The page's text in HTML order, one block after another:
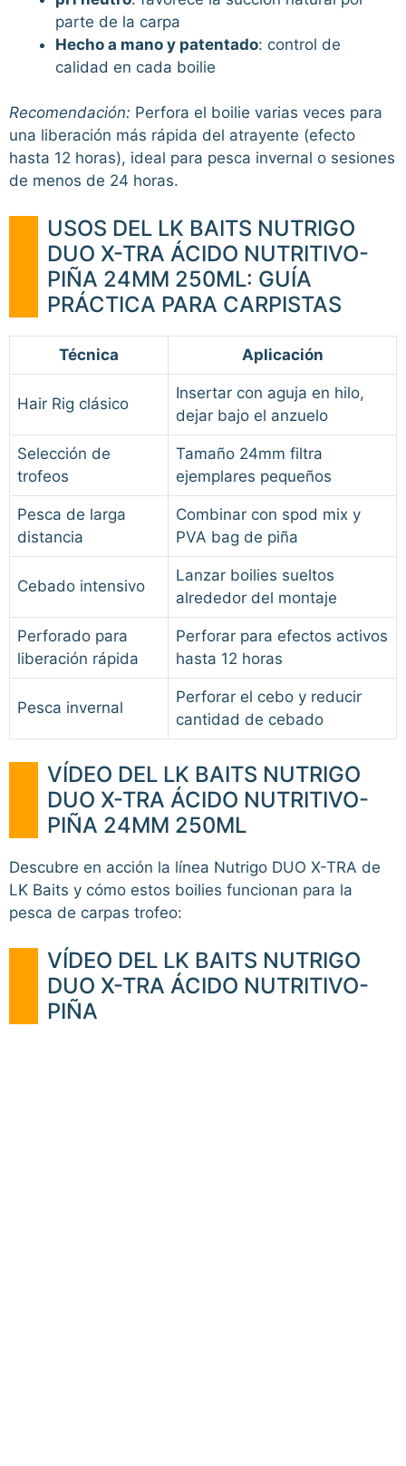
parte de la carpa
Hecho a mano y patentado: control de
calidad en cada boilie
Recomendación: Perfora el boilie varias veces para
una liberación más rápida del atrayente (efecto
hasta 12 horas), ideal para pesca invernal o sesiones
de menos de 24 horas.
USOS DEL LK BAITS NUTRIGO
DUO X-TRA ÁCIDO NUTRITIVO-
PIÑA 24MM 250ML: GUÍA
PRÁCTICA PARA CARPISTAS
Técnica Aplicación
Hair Rig clásico
Insertar con aguja en hilo,
dejar bajo el anzuelo
Selección de
trofeos
Tamaño 24mm filtra
ejemplares pequeños
Pesca de larga
distancia
Combinar con spod mix y
PVA bag de piña
Cebado intensivo
Lanzar boilies sueltos
alrededor del montaje
Perforado para
liberación rápida
Perforar para efectos activos
hasta 12 horas
Pesca invernal
Perforar el cebo y reducir
cantidad de cebado
VÍDEO DEL LK BAITS NUTRIGO
DUO X-TRA ÁCIDO NUTRITIVO-
PIÑA 24MM 250ML
Descubre en acción la línea Nutrigo DUO X-TRA de
LK Baits y cómo estos boilies funcionan para la
pesca de carpas trofeo:
VÍDEO DEL LK BAITS NUTRIGO
DUO X-TRA ÁCIDO NUTRITIVO-
PIÑA